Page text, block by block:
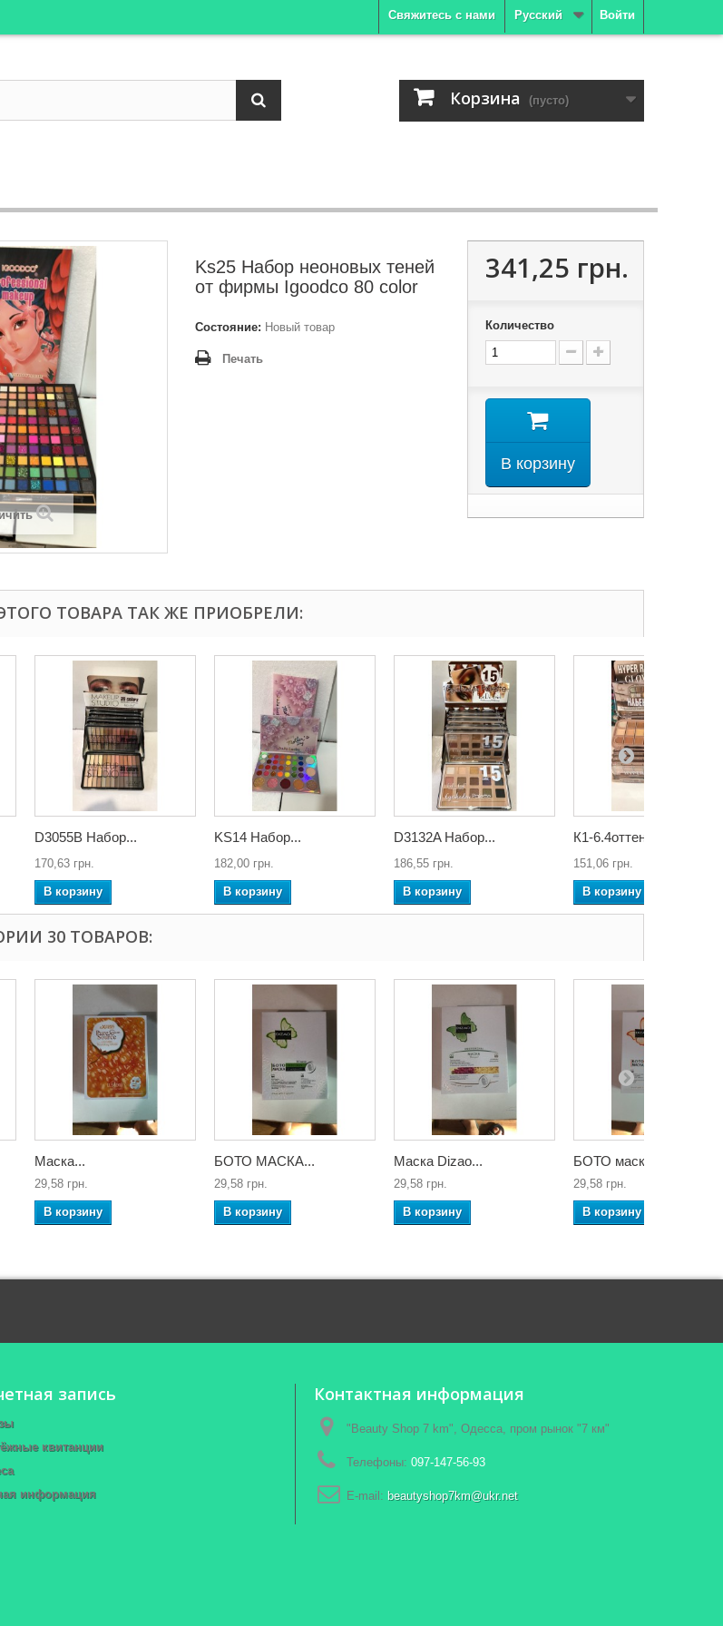
Войти
Русский
Свяжитесь с нами
Корзина (пусто)
Ks25 Набор неоновых теней
от фирмы Igoodco 80 color
Состояние: Новый товар
Печать
341,25 грн.
Количество
В корзину
ТОВАРА ТАК ЖЕ ПРИОБРЕЛИ:
D3055B Набор...
170,63 грн.
В корзину
KS14 Набор...
182,00 грн.
В корзину
D3132A Набор...
186,55 грн.
В корзину
К1-6.4оттенк...
151,06 грн.
В корзину
30 ТОВАРОВ:
Маска...
29,58 грн.
В корзину
БОТО МАСКА...
29,58 грн.
В корзину
Маска Dizao...
29,58 грн.
В корзину
БОТО маска...
29,58 грн.
В корзину
запись
квитанции
информация
Контактная информация
"Beauty Shop 7 km", Одесса, пром рынок "7 км"
Телефоны: 097-147-56-93
E-mail: beautyshop7km@ukr.net